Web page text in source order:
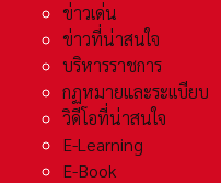
ข่าวเด่น
ข่าวที่น่าสนใจ
บริหารราชการ
กฏหมายและระเเบียบ
วิดีโอที่น่าสนใจ
E-Learning
E-Book